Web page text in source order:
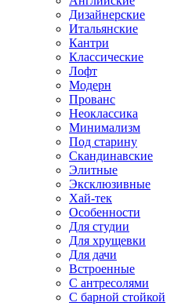
Дизайнерские
Итальянские
Кантри
Классические
Лофт
Модерн
Прованс
Неоклассика
Минимализм
Под старину
Скандинавские
Элитные
Эксклюзивные
Хай-тек
Особенности
Для студии
Для хрущевки
Для дачи
Встроенные
С антресолями
С барной стойкой